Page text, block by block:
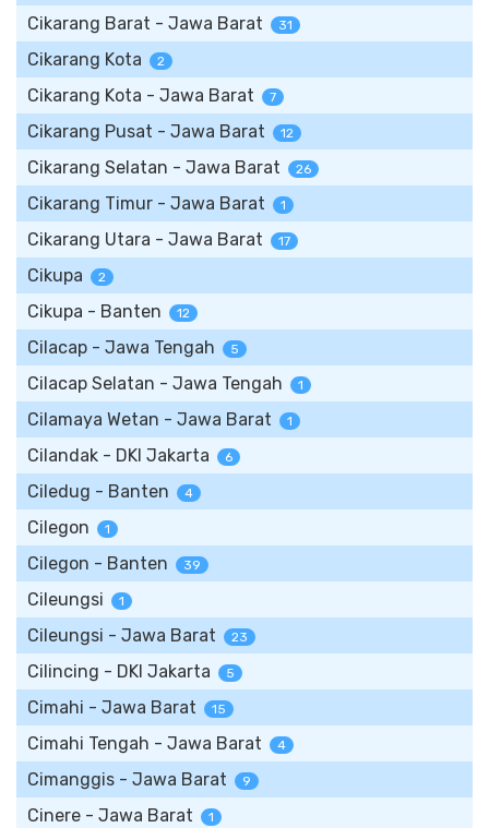
Cikarang Barat - Jawa Barat 31
Cikarang Kota 2
Cikarang Kota - Jawa Barat 7
Cikarang Pusat - Jawa Barat 12
Cikarang Selatan - Jawa Barat 26
Cikarang Timur - Jawa Barat 1
Cikarang Utara - Jawa Barat 17
Cikupa 2
Cikupa - Banten 12
Cilacap - Jawa Tengah 5
Cilacap Selatan - Jawa Tengah 1
Cilamaya Wetan - Jawa Barat 1
Cilandak - DKI Jakarta 6
Ciledug - Banten 4
Cilegon 1
Cilegon - Banten 39
Cileungsi 1
Cileungsi - Jawa Barat 23
Cilincing - DKI Jakarta 5
Cimahi - Jawa Barat 15
Cimahi Tengah - Jawa Barat 4
Cimanggis - Jawa Barat 9
Cinere - Jawa Barat 1